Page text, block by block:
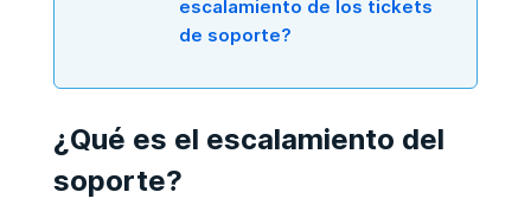
escalamiento de los tickets
de soporte?
¿Qué es el escalamiento del
soporte?